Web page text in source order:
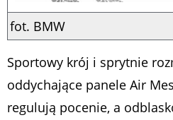
fot. BMW
Sportowy krój i sprytnie
oddychające panele Air
regulują pocenie, a